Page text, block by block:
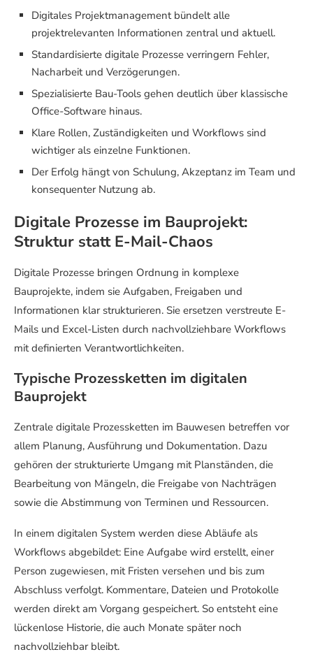
Digitales Projektmanagement bündelt alle
projektrelevanten Informationen zentral und aktuell.
Standardisierte digitale Prozesse verringern Fehler,
Nacharbeit und Verzögerungen.
Spezialisierte Bau-Tools gehen deutlich über klassische
Office-Software hinaus.
Klare Rollen, Zuständigkeiten und Workflows sind
wichtiger als einzelne Funktionen.
Der Erfolg hängt von Schulung, Akzeptanz im Team und
konsequenter Nutzung ab.
Digitale Prozesse im Bauprojekt:
Struktur statt E-Mail-Chaos
Digitale Prozesse bringen Ordnung in komplexe
Bauprojekte, indem sie Aufgaben, Freigaben und
Informationen klar strukturieren. Sie ersetzen verstreute E-
Mails und Excel-Listen durch nachvollziehbare Workflows
mit definierten Verantwortlichkeiten.
Typische Prozessketten im digitalen
Bauprojekt
Zentrale digitale Prozessketten im Bauwesen betreffen vor
allem Planung, Ausführung und Dokumentation. Dazu
gehören der strukturierte Umgang mit Planständen, die
Bearbeitung von Mängeln, die Freigabe von Nachträgen
sowie die Abstimmung von Terminen und Ressourcen.
In einem digitalen System werden diese Abläufe als
Workflows abgebildet: Eine Aufgabe wird erstellt, einer
Person zugewiesen, mit Fristen versehen und bis zum
Abschluss verfolgt. Kommentare, Dateien und Protokolle
werden direkt am Vorgang gespeichert. So entsteht eine
lückenlose Historie, die auch Monate später noch
nachvollziehbar bleibt.